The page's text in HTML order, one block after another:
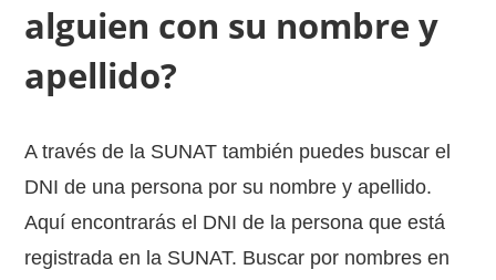
alguien con su nombre y
apellido?
A través de la SUNAT también puedes buscar el
DNI de una persona por su nombre y apellido.
Aquí encontrarás el DNI de la persona que está
registrada en la SUNAT. Buscar por nombres en